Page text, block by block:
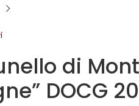
di
DOCG